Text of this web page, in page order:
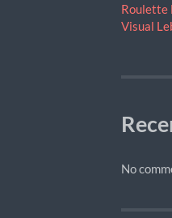
Roulette
Visual
No